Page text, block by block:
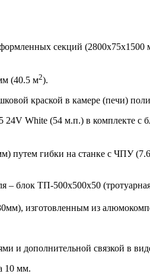
секций
(40.5 м2).
краской в камере (печи)
24V White (54 м.п.) в комплекте
путем гибки на станке с ЧПУ
– блок ТП-500х500х50
изготовленным из
и дополнительной связкой в
10 мм.